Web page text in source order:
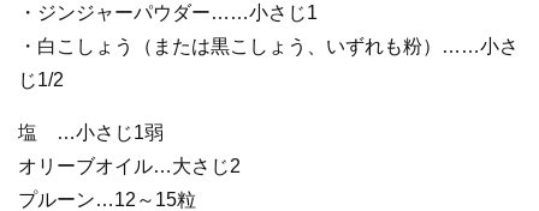
・ジンジャーパウダー……小さじ1
・白こしょう（または黒こしょう、いずれも粉）……小さ
じ1/2
塩 …小さじ1弱
オリーブオイル…大さじ2
プルーン…12～15粒